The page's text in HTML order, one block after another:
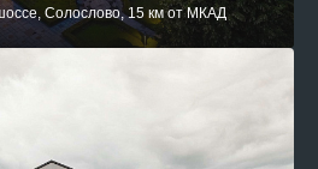
Солослово, 15 км от МКАД